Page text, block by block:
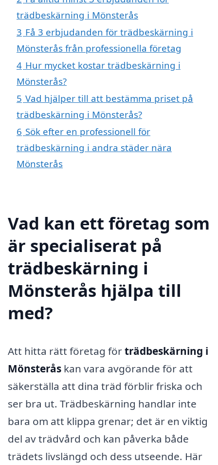
trädbeskärning i Mönsterås
3 Få 3 erbjudanden för trädbeskärning i
Mönsterås från professionella företag
4 Hur mycket kostar trädbeskärning i
Mönsterås?
5 Vad hjälper till att bestämma priset på
trädbeskärning i Mönsterås?
6 Sök efter en professionell för
trädbeskärning i andra städer nära
Mönsterås
Vad kan ett företag som
är specialiserat på
trädbeskärning i
Mönsterås hjälpa till
med?
Att hitta rätt företag förträdbeskärning i
Mönsterås kan vara avgörande för att
säkerställa att dina träd förblir friska och
ser bra ut. Trädbeskärning handlar inte
bara om att klippa grenar; det är en viktig
del av trädvård och kan påverka både
trädets livslängd och dess utseende. Här